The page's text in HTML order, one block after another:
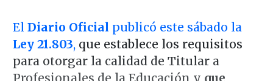
El Diario Oficial publicó este sábado la
Ley 21.803,que establece los requisitos
para otorgar la calidad de Titular a
Profesionales de la Educación y que